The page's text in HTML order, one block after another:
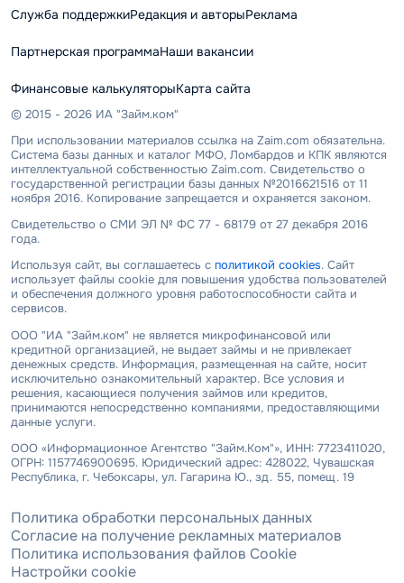
Служба поддержкиРедакция и авторыРеклама
Партнерская программаНаши вакансии
Финансовые калькуляторыКарта сайта
© 2015 - 2026 ИА "Займ.ком"
При использовании материалов ссылка на Zaim.com обязательна.
Система базы данных и каталог МФО, Ломбардов и КПК являются
интеллектуальной собственностью Zaim.com. Свидетельство о
государственной регистрации базы данных №2016621516 от 11
ноября 2016. Копирование запрещается и охраняется законом.
Свидетельство о СМИ ЭЛ № ФС 77 - 68179 от 27 декабря 2016
года.
Используя сайт, вы соглашаетесь с политикой cookies. Сайт
использует файлы cookie для повышения удобства пользователей
и обеспечения должного уровня работоспособности сайта и
сервисов.
ООО "ИА "Займ.ком" не является микрофинансовой или
кредитной организацией, не выдает займы и не привлекает
денежных средств. Информация, размещенная на сайте, носит
исключительно ознакомительный характер. Все условия и
решения, касающиеся получения займов или кредитов,
принимаются непосредственно компаниями, предоставляющими
данные услуги.
ООО «Информационное Агентство "Займ.Ком"», ИНН: 7723411020,
ОГРН: 1157746900695. Юридический адрес: 428022, Чувашская
Республика, г. Чебоксары, ул. Гагарина Ю., зд. 55, помещ. 19
Политика обработки персональных данных
Согласие на получение рекламных материалов
Политика использования файлов Cookie
Настройки cookie